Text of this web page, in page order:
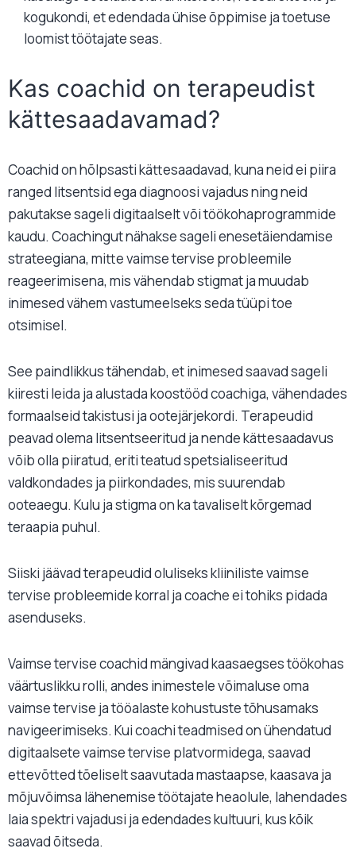
kogukondi, et edendada ühise õppimise ja toetuse
loomist töötajate seas.
Kas coachid on terapeudist
kättesaadavamad?
Coachid on hõlpsasti kättesaadavad, kuna neid ei piira
ranged litsentsid ega diagnoosi vajadus ning neid
pakutakse sageli digitaalselt või töökohaprogrammide
kaudu. Coachingut nähakse sageli enesetäiendamise
strateegiana, mitte vaimse tervise probleemile
reageerimisena, mis vähendab stigmat ja muudab
inimesed vähem vastumeelseks seda tüüpi toe
otsimisel.
See paindlikkus tähendab, et inimesed saavad sageli
kiiresti leida ja alustada koostööd coachiga, vähendades
formaalseid takistusi ja ootejärjekordi. Terapeudid
peavad olema litsentseeritud ja nende kättesaadavus
võib olla piiratud, eriti teatud spetsialiseeritud
valdkondades ja piirkondades, mis suurendab
ooteaegu. Kulu ja stigma on ka tavaliselt kõrgemad
teraapia puhul.
Siiski jäävad terapeudid oluliseks kliiniliste vaimse
tervise probleemide korral ja coache ei tohiks pidada
asenduseks.
Vaimse tervise coachid mängivad kaasaegses töökohas
väärtuslikku rolli, andes inimestele võimaluse oma
vaimse tervise ja tööalaste kohustuste tõhusamaks
navigeerimiseks. Kui coachi teadmised on ühendatud
digitaalsete vaimse tervise platvormidega, saavad
ettevõtted tõeliselt saavutada mastaapse, kaasava ja
mõjuvõimsa lähenemise töötajate heaolule, lahendades
laia spektri vajadusi ja edendades kultuuri, kus kõik
saavad õitseda.